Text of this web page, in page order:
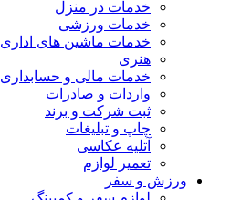
خدمات در منزل
خدمات ورزشی
خدمات ماشین های اداری
هنری
خدمات مالی و حسابداری
واردات و صادرات
ثبت شرکت و برند
چاپ و تبلیغات
آتلیه عکاسی
تعمیر لوازم
ورزش و سفر